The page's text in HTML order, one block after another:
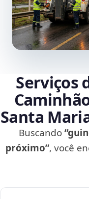
Serviços
Santa
Buscando
próximo”, você